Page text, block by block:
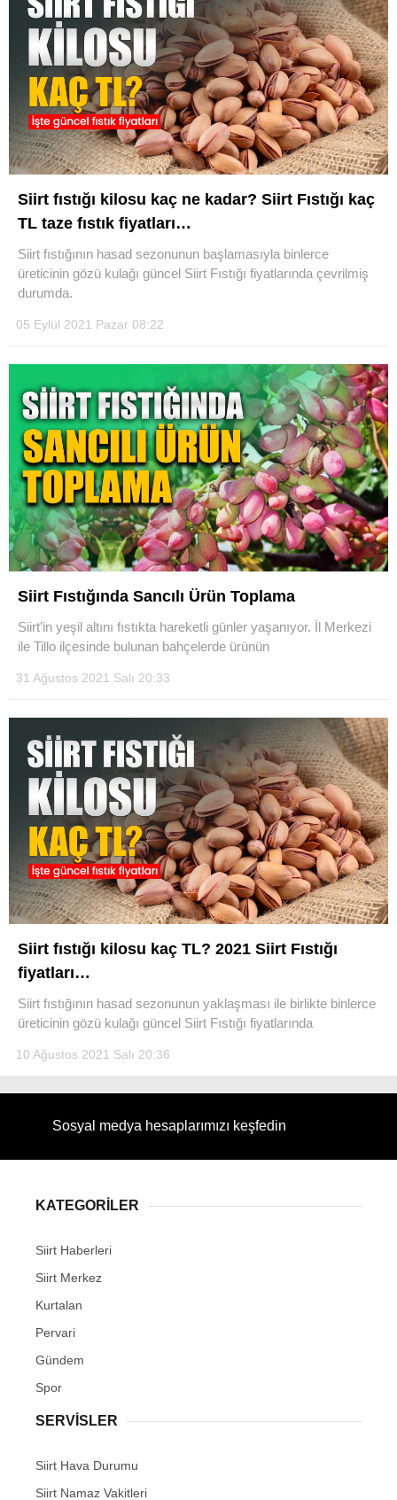
Siirt fıstığı kilosu kaç ne kadar? Siirt Fıstığı kaç
TL taze fıstık fiyatları…
Siirt fıstığının hasad sezonunun başlamasıyla binlerce
üreticinin gözü kulağı güncel Siirt Fıstığı fiyatlarında çevrilmiş
durumda.
05 Eylül 2021 Pazar 08:22
Siirt Fıstığında Sancılı Ürün Toplama
Siirt’in yeşil altını fıstıkta hareketli günler yaşanıyor. İl Merkezi
ile Tillo ilçesinde bulunan bahçelerde ürünün
31 Ağustos 2021 Salı 20:33
Siirt fıstığı kilosu kaç TL? 2021 Siirt Fıstığı
fiyatları…
Siirt fıstığının hasad sezonunun yaklaşması ile birlikte binlerce
üreticinin gözü kulağı güncel Siirt Fıstığı fiyatlarında
10 Ağustos 2021 Salı 20:36
Sosyal medya hesaplarımızı keşfedin
KATEGORİLER
Siirt Haberleri
Siirt Merkez
Kurtalan
Pervari
Gündem
Spor
SERVİSLER
Siirt Hava Durumu
Siirt Namaz Vakitleri